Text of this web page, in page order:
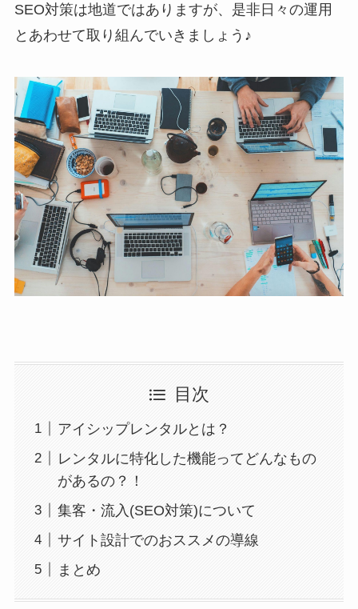
SEO対策は地道ではありますが、是非日々の運用
とあわせて取り組んでいきましょう♪
目次
アイシップレンタルとは？
レンタルに特化した機能ってどんなもの
があるの？！
集客・流入(SEO対策)について
サイト設計でのおススメの導線
まとめ